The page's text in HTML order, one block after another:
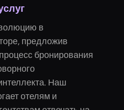
в
предложив
бронирования
Наш
отелям и